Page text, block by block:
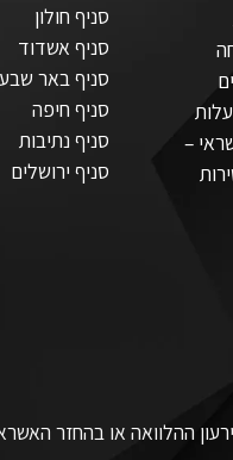
–
שירות
סניף חולון
סניף אשדוד
סניף באר שבע
סניף חיפה
סניף נתיבות
סניף ירושלים
ההלוואה או בהחזר